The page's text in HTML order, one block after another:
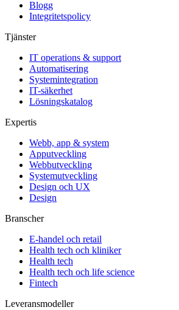
Blogg
Integritetspolicy
Tjänster
IT operations & support
Automatisering
Systemintegration
IT-säkerhet
Lösningskatalog
Expertis
Webb, app & system
Apputveckling
Webbutveckling
Systemutveckling
Design och UX
Design
Branscher
E-handel och retail
Health tech och kliniker
Health tech
Health tech och life science
Fintech
Leveransmodeller